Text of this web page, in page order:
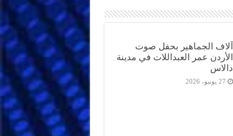
آلاف الجماهير بحفل صوت
الأردن عمر العبداللات في مدينة
دالاس
27 يونيو، 2026